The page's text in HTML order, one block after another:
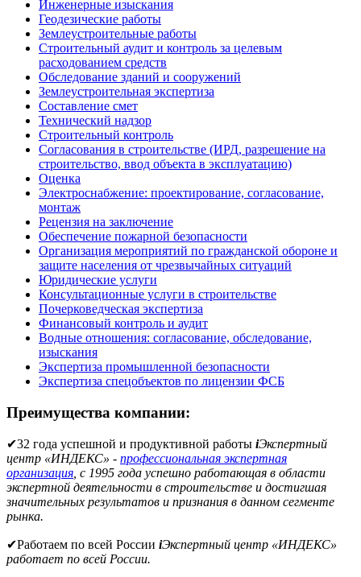
Инженерные изыскания
Геодезические работы
Землеустроительные работы
Строительный аудит и контроль за целевым
расходованием средств
Обследование зданий и сооружений
Землеустроительная экспертиза
Составление смет
Технический надзор
Строительный контроль
Согласования в строительстве (ИРД, разрешение на
строительство, ввод объекта в эксплуатацию)
Оценка
Электроснабжение: проектирование, согласование,
монтаж
Рецензия на заключение
Обеспечение пожарной безопасности
Организация мероприятий по гражданской обороне и
защите населения от чрезвычайных ситуаций
Юридические услуги
Консультационные услуги в строительстве
Почерковедческая экспертиза
Финансовый контроль и аудит
Водные отношения: согласование, обследование,
изыскания
Экспертиза промышленной безопасности
Экспертиза спецобъектов по лицензии ФСБ
Преимущества компании:
✔32 года успешной и продуктивной работы iЭкспертный
центр «ИНДЕКС» - профессиональная экспертная
организация, с 1995 года успешно работающая в области
экспертной деятельности в строительстве и достигшая
значительных результатов и признания в данном сегменте
рынка.
✔Работаем по всей России iЭкспертный центр «ИНДЕКС»
работает по всей России.